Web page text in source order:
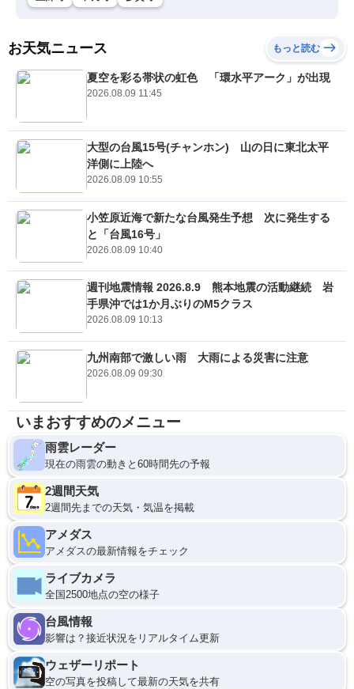
お天気ニュース もっと読む
夏空を彩る帯状の虹色 「環水平アーク」が出現
2026.08.09 11:45
大型の台風15号(チャンホン) 山の日に東北太平
洋側に上陸へ
2026.08.09 10:55
小笠原近海で新たな台風発生予想 次に発生する
と「台風16号」
2026.08.09 10:40
週刊地震情報 2026.8.9 熊本地震の活動継続 岩
手県沖では1か月ぶりのM5クラス
2026.08.09 10:13
九州南部で激しい雨 大雨による災害に注意
2026.08.09 09:30
いまおすすめのメニュー
雨雲レーダー
現在の雨雲の動きと60時間先の予報
2週間天気
2週間先までの天気・気温を掲載
アメダス
アメダスの最新情報をチェック
ライブカメラ
全国2500地点の空の様子
台風情報
影響は？接近状況をリアルタイム更新
ウェザーリポート
空の写真を投稿して最新の天気を共有